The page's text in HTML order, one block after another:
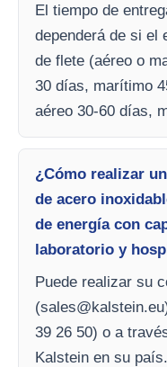
El tiempo de
dependerá de si el
de flete (aéreo o
30 días, marítimo
aéreo 30-60 días,
¿Cómo realizar
de acero
de energía con
laboratorio y
Puede realizar su
(sales@kalstein.eu
39 26 50) o a
Kalstein en su país.